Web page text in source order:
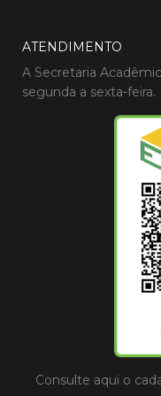
ATENDIMENTO
A Secretaria
segunda a sexta-feira.
Consulte aqui o